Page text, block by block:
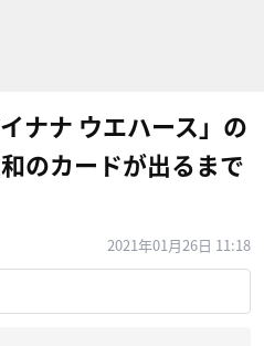
ナナ ウエハース」の
のカードが出るまで
2021年01月26日 11:18